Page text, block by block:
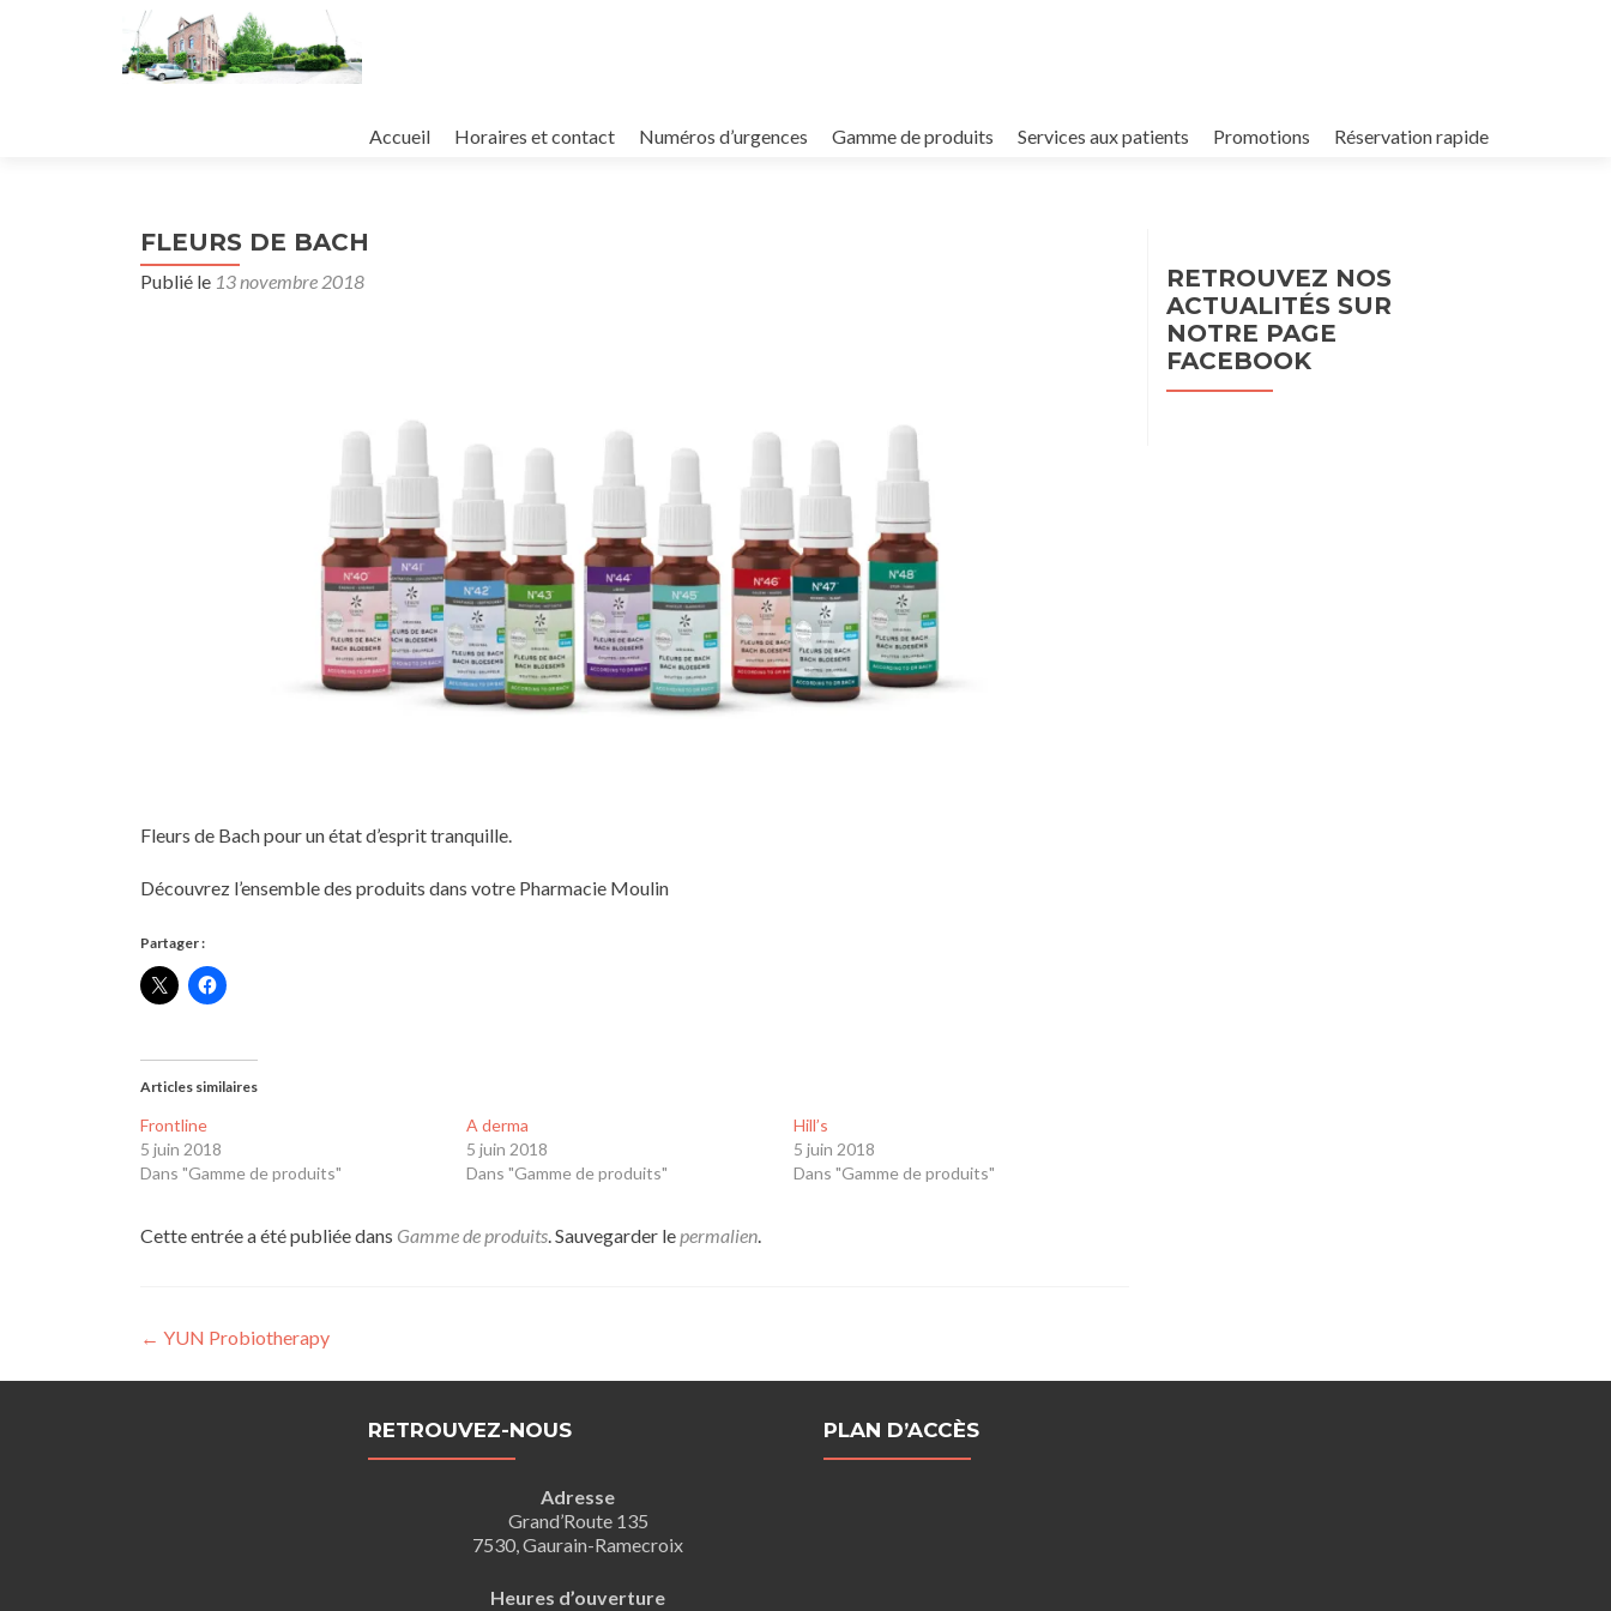
au
Accueil Horaires et contact Numéros d’urgences Gamme de produits Services aux patients Promotions Réservation rapide
FLEURS DE BACH
Publié le 13 novembre 2018
Fleurs de Bach pour un état d’esprit tranquille.
Découvrez l’ensemble des produits dans votre Pharmacie Moulin
Partager :
Articles similaires
Frontline
5 juin 2018
Dans "Gamme de produits"
A derma
5 juin 2018
Dans "Gamme de produits"
Hill’s
5 juin 2018
Dans "Gamme de produits"
Cette entrée a été publiée dans Gamme de produits. Sauvegarder lepermalien.
Navigation
de
← YUN Probiotherapy
RETROUVEZ NOS
ACTUALITÉS SUR
NOTRE PAGE
FACEBOOK
RETROUVEZ-NOUS
Adresse
Grand’Route 135
7530, Gaurain-Ramecroix
Heures d’ouverture
PLAN D’ACCÈS